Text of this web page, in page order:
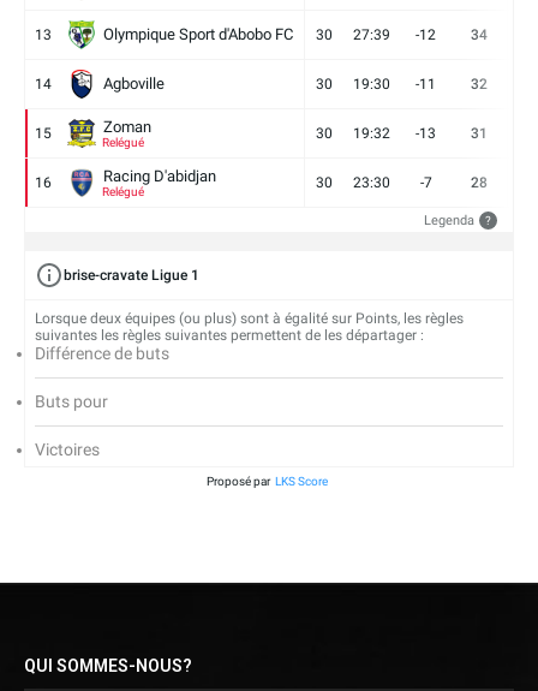
13 Olympique Sport d'Abobo FC 30 27:39 -12 34
14 Agboville 30 19:30 -11 32
15 Zoman
Relégué
30 19:32 -13 31
16 Racing D'abidjan
Relégué
30 23:30 -7 28
Legenda ?
brise-cravate Ligue 1
Lorsque deux équipes (ou plus) sont à égalité sur Points, les règles
suivantes les règles suivantes permettent de les départager :
Différence de buts
Buts pour
Victoires
Proposé par LKS Score
QUI SOMMES-NOUS?